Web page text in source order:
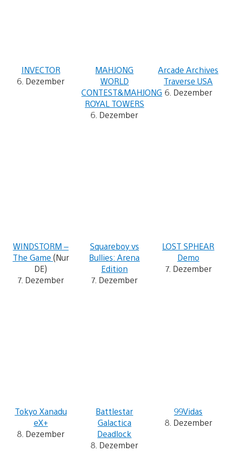
INVECTOR
6. Dezember
MAHJONG
WORLD
CONTEST&MAHJONG
ROYAL TOWERS
6. Dezember
Arcade Archives
Traverse USA
6. Dezember
WINDSTORM –
The Game (Nur
DE)
7. Dezember
Squareboy vs
Bullies: Arena
Edition
7. Dezember
LOST SPHEAR
Demo
7. Dezember
Tokyo Xanadu
eX+
8. Dezember
Battlestar
Galactica
Deadlock
8. Dezember
99Vidas
8. Dezember